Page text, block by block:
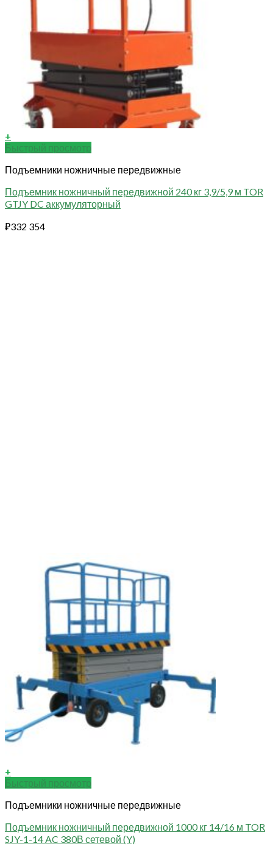
+
Быстрый просмотр
Подъемники ножничные передвижные
Подъемник ножничный передвижной 240 кг 3,9/5,9 м TOR
GTJY DC аккумуляторный
₽332 354
+
Быстрый просмотр
Подъемники ножничные передвижные
Подъемник ножничный передвижной 1000 кг 14/16 м TOR
SJY-1-14 AC 380В сетевой (Y)